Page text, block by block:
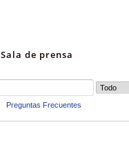
Sala de prensa
Preguntas Frecuentes